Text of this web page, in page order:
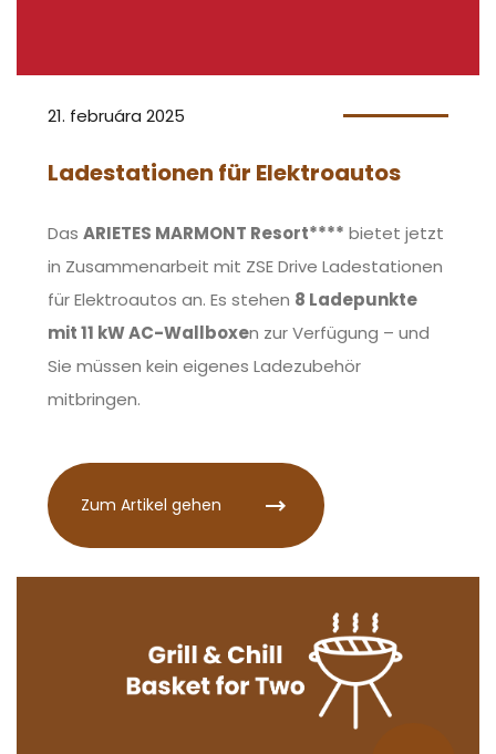
21. februára 2025
Ladestationen für Elektroautos
Das ARIETES MARMONT Resort**** bietet jetzt
in Zusammenarbeit mit ZSE Drive Ladestationen
für Elektroautos an. Es stehen 8 Ladepunkte
mit 11 kW AC-Wallboxen zur Verfügung – und
Sie müssen kein eigenes Ladezubehör
mitbringen.
Zum Artikel gehen